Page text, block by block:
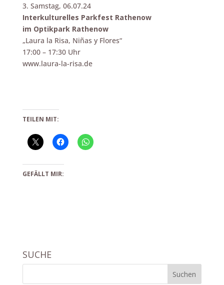
3. Samstag, 06.07.24
Interkulturelles Parkfest Rathenow
im Optikpark Rathenow
„Laura la Risa, Niñas y Flores“
17:00 – 17:30 Uhr
www.laura-la-risa.de
TEILEN MIT:
GEFÄLLT MIR:
SUCHE